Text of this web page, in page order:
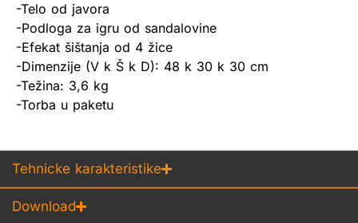
-Telo od javora
-Podloga za igru od sandalovine
-Efekat šištanja od 4 žice
-Dimenzije (V k Š k D): 48 k 30 k 30 cm
-Težina: 3,6 kg
-Torba u paketu
Tehnicke karakteristike
Download